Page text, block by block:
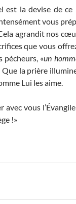
est la devise de
vous
agrandit nos
que vous
pécheurs, «un
Que la prière
Lui les aime.
vous
!»